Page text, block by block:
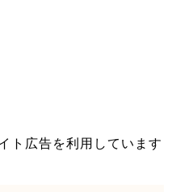
ト広告を利用しています